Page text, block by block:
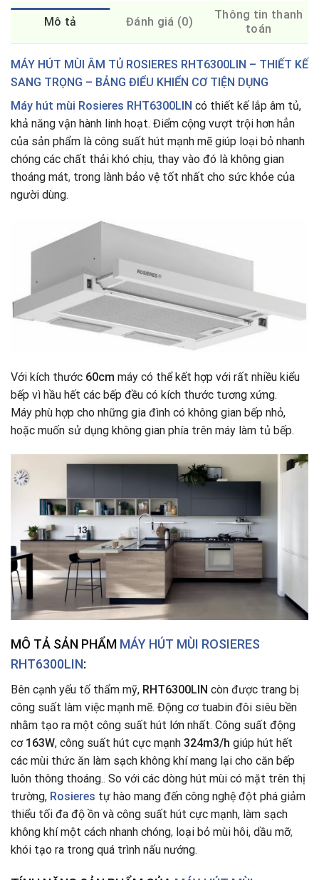
Mô tả Đánh giá (0)
Thông tin thanh
toán
MÁY HÚT MÙI ÂM TỦ ROSIERES RHT6300LIN – THIẾT KẾ
SANG TRỌNG – BẢNG ĐIỂU KHIỂN CƠ TIỆN DỤNG
Máy hút mùi Rosieres RHT6300LIN có thiết kế lắp âm tủ,
khả năng vận hành linh hoạt. Điểm cộng vượt trội hơn hẳn
của sản phẩm là công suất hút mạnh mẽ giúp loại bỏ nhanh
chóng các chất thải khó chịu, thay vào đó là không gian
thoáng mát, trong lành bảo vệ tốt nhất cho sức khỏe của
người dùng.
Với kích thước 60cm máy có thể kết hợp với rất nhiều kiểu
bếp vì hầu hết các bếp đều có kích thước tương xứng.
Máy phù hợp cho những gia đình có không gian bếp nhỏ,
hoặc muốn sử dụng không gian phía trên máy làm tủ bếp.
MÔ TẢ SẢN PHẨM MÁY HÚT MÙI ROSIERES
RHT6300LIN:
Bên cạnh yếu tố thẩm mỹ, RHT6300LIN còn được trang bị
công suất làm việc mạnh mẽ. Động cơ tuabin đôi siêu bền
nhằm tạo ra một công suất hút lớn nhất. Công suất động
cơ163W, công suất hút cực mạnh 324m3/h giúp hút hết
các mùi thức ăn làm sạch không khí mang lại cho căn bếp
luôn thông thoáng.. So với các dòng hút mùi có mặt trên thị
trường, Rosieres tự hào mang đến công nghệ đột phá giảm
thiểu tối đa độ ồn và công suất hút cực mạnh, làm sạch
không khí một cách nhanh chóng, loại bỏ mùi hôi, dầu mỡ,
khói tạo ra trong quá trình nấu nướng.